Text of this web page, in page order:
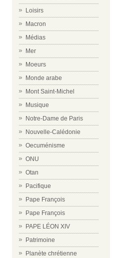
Loisirs
Macron
Médias
Mer
Moeurs
Monde arabe
Mont Saint-Michel
Musique
Notre-Dame de Paris
Nouvelle-Calédonie
Oecuménisme
ONU
Otan
Pacifique
Pape François
Pape François
PAPE LÉON XIV
Patrimoine
Planète chrétienne